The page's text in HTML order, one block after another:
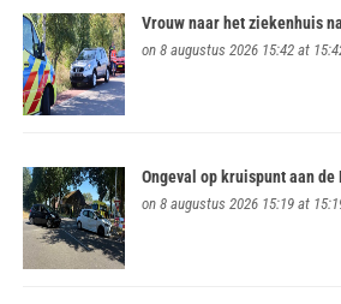
Vrouw naar het ziekenhuis
on 8 augustus 2026 15:42 at
Ongeval op kruispunt aan
on 8 augustus 2026 15:19 at